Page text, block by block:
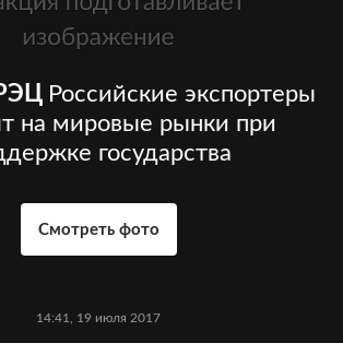
Российские экспортеры
на мировые рынки при
государства
Смотреть фото
14:41, 19 июля 2017